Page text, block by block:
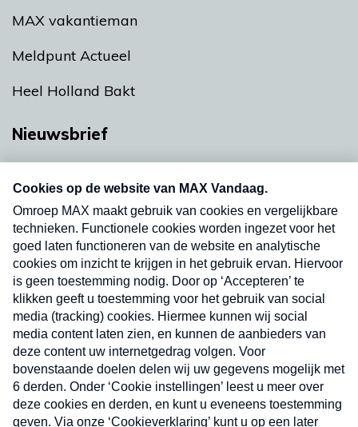
MAX vakantieman
Meldpunt Actueel
Heel Holland Bakt
Nieuwsbrief
nieuwsbrief. Elke vrijdag- en dinsdagochtend in
uw mailbox.
Verzend
Nieuwsbrief